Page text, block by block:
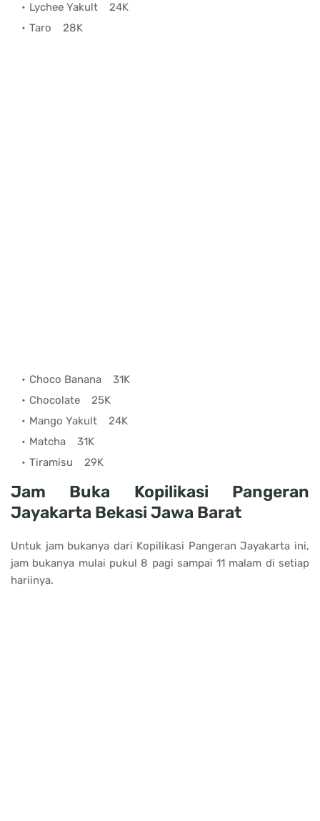
Lychee Yakult 24K
Taro 28K
Choco Banana 31K
Chocolate 25K
Mango Yakult 24K
Matcha 31K
Tiramisu 29K
Jam Buka Kopilikasi Pangeran
Jayakarta Bekasi Jawa Barat
Untuk jam bukanya dari Kopilikasi Pangeran Jayakarta ini,
jam bukanya mulai pukul 8 pagi sampai 11 malam di setiap
hariinya.